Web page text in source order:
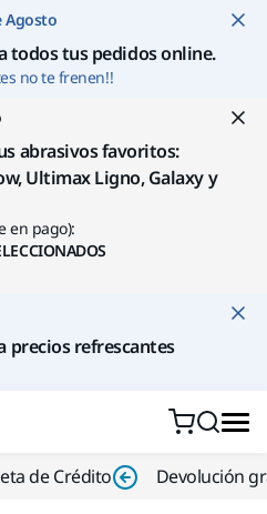
Ir a contenido
Agosto
todos tus pedidos online.
no te frenen!!
abrasivos favoritos:
Ultimax Ligno, Galaxy y
en pago):
precios refrescantes
de Crédito Devolución